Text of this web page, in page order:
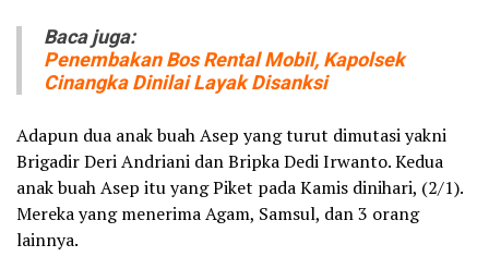
Baca juga:
Penembakan Bos Rental Mobil, Kapolsek
Cinangka Dinilai Layak Disanksi
Adapun dua anak buah Asep yang turut dimutasi yakni
Brigadir Deri Andriani dan Bripka Dedi Irwanto. Kedua
anak buah Asep itu yang Piket pada Kamis dinihari, (‎2/1).
Mereka yang menerima Agam, Samsul, dan 3 orang
lainnya.